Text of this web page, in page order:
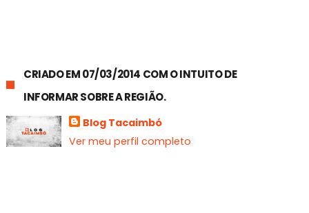
CRIADO EM 07/03/2014 COM O INTUITO DE
INFORMAR SOBRE A REGIÃO.
Blog Tacaimbó
Ver meu perfil completo